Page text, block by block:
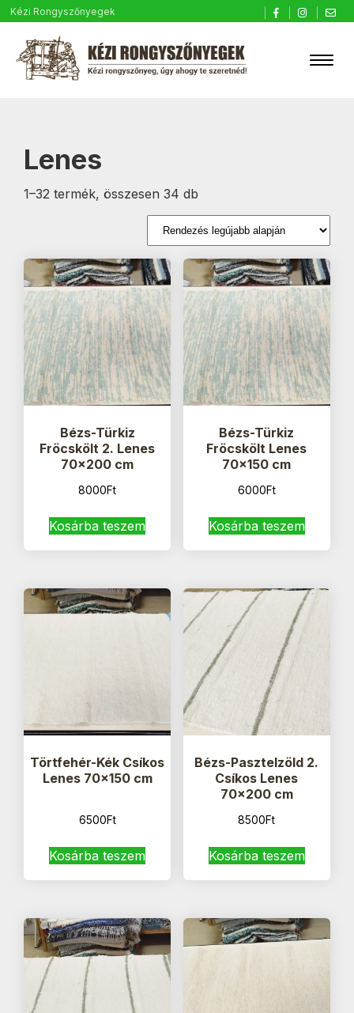
Kézi Rongyszőnyegek
Lenes
1–32 termék, összesen 34 db
latest
Bézs-Türkiz
Fröcskölt 2. Lenes
70×200 cm
8000Ft
Kosárba teszem
Bézs-Türkiz
Fröcskölt Lenes
70×150 cm
6000Ft
Kosárba teszem
Törtfehér-Kék Csíkos
Lenes 70×150 cm
6500Ft
Kosárba teszem
Bézs-Pasztelzöld 2.
Csíkos Lenes
70×200 cm
8500Ft
Kosárba teszem